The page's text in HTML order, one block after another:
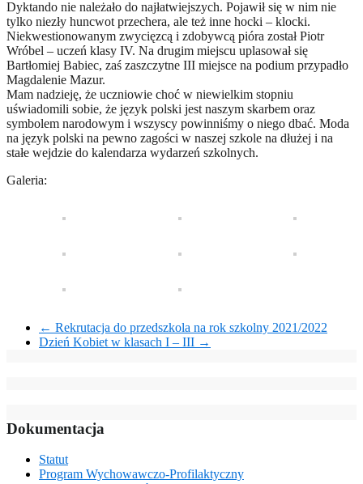
Dyktando nie należało do najłatwiejszych. Pojawił się w nim nie
tylko niezły huncwot przechera, ale też inne hocki – klocki.
Niekwestionowanym zwycięzcą i zdobywcą pióra został Piotr
Wróbel – uczeń klasy IV. Na drugim miejscu uplasował się
Bartłomiej Babiec, zaś zaszczytne III miejsce na podium przypadło
Magdalenie Mazur.
Mam nadzieję, że uczniowie choć w niewielkim stopniu
uświadomili sobie, że język polski jest naszym skarbem oraz
symbolem narodowym i wszyscy powinniśmy o niego dbać. Moda
na język polski na pewno zagości w naszej szkole na dłużej i na
stałe wejdzie do kalendarza wydarzeń szkolnych.
Galeria:
← Rekrutacja do przedszkola na rok szkolny 2021/2022
Dzień Kobiet w klasach I – III →
Dokumentacja
Statut
Program Wychowawczo-Profilaktyczny